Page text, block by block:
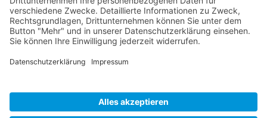
jederzeit in der Zukunft per Mail anhello@wisdomeurope.eu
widerrufen. Detaillierte Informationen zum Umgang mit
Nutzerdaten finden Sie in unsererDatenschutzerklärung.